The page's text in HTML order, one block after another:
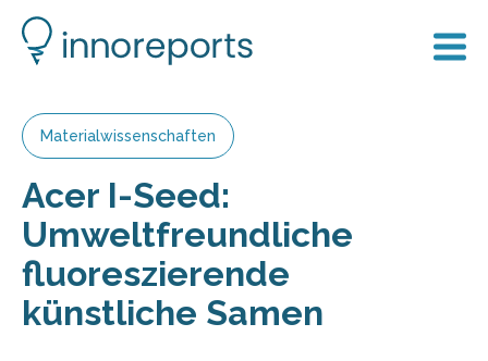
Materialwissenschaften
Acer I-Seed:
Umweltfreundliche
fluoreszierende
künstliche Samen